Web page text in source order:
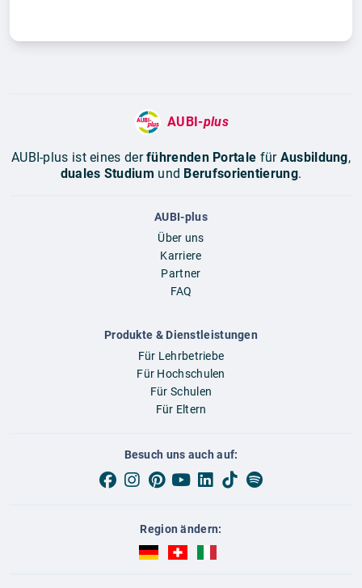
AUBI-plus
AUBI-plus ist eines derführenden Portale für Ausbildung,
duales Studium und Berufsorientierung.
AUBI-plus
Über uns
Karriere
Partner
FAQ
Produkte & Dienstleistungen
Für Lehrbetriebe
Für Hochschulen
Für Schulen
Für Eltern
Besuch uns auch auf:
Region ändern:
AUBI-plus Deutschland (deutsch)
AUBI-plus Schweiz (deutsch)
AUBI-plus Italien (deutsch)